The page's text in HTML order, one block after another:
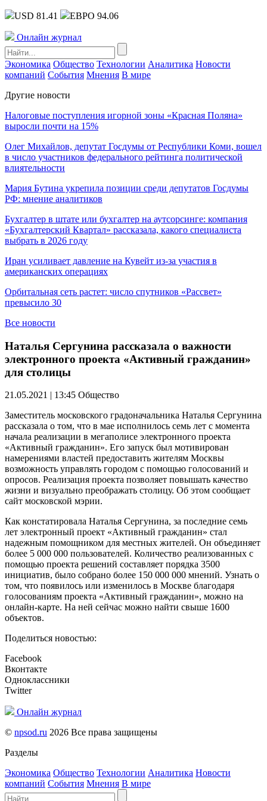
USD 81.41 ЕВРО 94.06
Онлайн журнал
Экономика Общество Технологии Аналитика Новости
компаний События Мнения В мире
Другие новости
Налоговые поступления игорной зоны «Красная Поляна»
выросли почти на 15%
Олег Михайлов, депутат Госдумы от Республики Коми, вошел
в число участников федерального рейтинга политической
влиятельности
Мария Бутина укрепила позиции среди депутатов Госдумы
РФ: мнение аналитиков
Бухгалтер в штате или бухгалтер на аутсорсинге: компания
«Бухгалтерский Квартал» рассказала, какого специалиста
выбрать в 2026 году
Иран усиливает давление на Кувейт из-за участия в
американских операциях
Орбитальная сеть растет: число спутников «Рассвет»
превысило 30
Все новости
Наталья Сергунина рассказала о важности
электронного проекта «Активный гражданин»
для столицы
21.05.2021 | 13:45 Общество
Заместитель московского градоначальника Наталья Сергунина
рассказала о том, что в мае исполнилось семь лет с момента
начала реализации в мегаполисе электронного проекта
«Активный гражданин». Его запуск был мотивирован
намерениями властей предоставить жителям Москвы
возможность управлять городом с помощью голосований и
опросов. Реализация проекта позволяет повышать качество
жизни и визуально преображать столицу. Об этом сообщает
сайт московской мэрии.
Как констатировала Наталья Сергунина, за последние семь
лет электронный проект «Активный гражданин» стал
надежным помощником для местных жителей. Он объединяет
более 5 000 000 пользователей. Количество реализованных с
помощью проекта решений составляет порядка 3500
инициатив, было собрано более 150 000 000 мнений. Узнать о
том, что появилось или изменилось в Москве благодаря
голосованиям проекта «Активный гражданин», можно на
онлайн-карте. На ней сейчас можно найти свыше 1600
объектов.
Поделиться новостью:
Facebook
Вконтакте
Одноклассники
Twitter
Онлайн журнал
© npsod.ru 2026 Все права защищены
Разделы
Экономика Общество Технологии Аналитика Новости
компаний События Мнения В мире